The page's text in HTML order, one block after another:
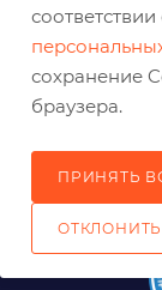
ПОЛЕЗНОЕ
КОМПАНИЯ
КАК ЗАКАЗАТЬ
соответствии
сохранение
браузера.
ПРИНЯТЬ
ОТКЛОНИТЬ